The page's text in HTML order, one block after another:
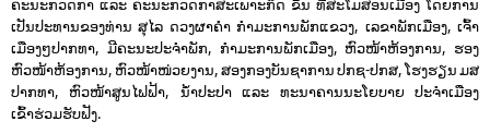
ຄະນະກວດກາ ແລະ ຄະນະກວດກາສະເພາະກິດ ຂຶ້ນ ທີ່ສະໂມສອນເມືອງ ໂດຍການ
ເປັນປະທານຂອງທ່ານ ສຸໄລ ດວງຜາຄໍາກໍາມະການພັກແຂວງ, ເລຂາພັກເມືອງ, ເຈົ້າ
ເມືອງໆປາກທາ, ມີຄະນະປະຈໍາພັກ, ກໍາມະການພັກເມືອງ, ຫົວໜ້າຫ້ອງການ, ຮອງ
ຫົວໜ້າຫ້ອງການ, ຫົວໜ້າໜ່ວຍງານ, ສອງກອງບັນຊາການ ປກຊ-ປກສ, ໂຮງຮຽນ ມສ
ປາກທາ, ຫົວໜ້າສູນໄຟຟ້າ, ນໍ້າປະປາ ແລະ ທະນາຄານນະໂຍບາຍ ປະຈໍາເມືອງ
ເຂົ້າຮ່ວມຮັບຟັງ.